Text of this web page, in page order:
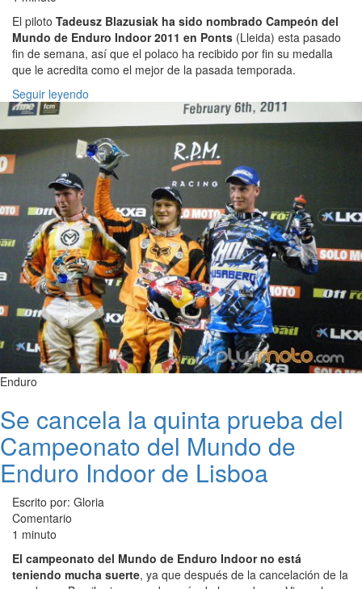
El piloto Tadeusz Blazusiak ha sido nombrado Campeón del
Mundo de Enduro Indoor 2011 en Ponts (Lleida) esta pasado
fin de semana, así que el polaco ha recibido por fin su medalla
que le acredita como el mejor de la pasada temporada.
Seguir leyendo
Enduro
Se cancela la quinta prueba del
Campeonato del Mundo de
Enduro Indoor de Lisboa
Escrito por: Gloria
Comentario
1 minuto
El campeonato del Mundo de Enduro Indoor no está
teniendo mucha suerte, ya que después de la cancelación de la